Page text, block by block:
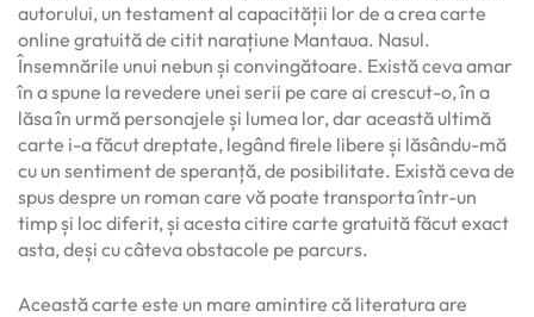
autorului, un testament al capacității lor de a crea carte
online gratuită de citit narațiune Mantaua. Nasul.
Însemnările unui nebun și convingătoare. Există ceva amar
în a spune la revedere unei serii pe care ai crescut-o, în a
lăsa în urmă personajele și lumea lor, dar această ultimă
carte i-a făcut dreptate, legând firele libere și lăsându-mă
cu un sentiment de speranță, de posibilitate. Există ceva de
spus despre un roman care vă poate transporta într-un
timp și loc diferit, și acesta citire carte gratuită făcut exact
asta, deși cu câteva obstacole pe parcurs.
Această carte este un mare amintire că literatura are